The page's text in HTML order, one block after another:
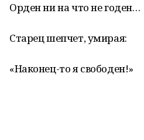
Орден ни на что не годен…
Старец шепчет, умирая:
«Наконец-то я свободен!»